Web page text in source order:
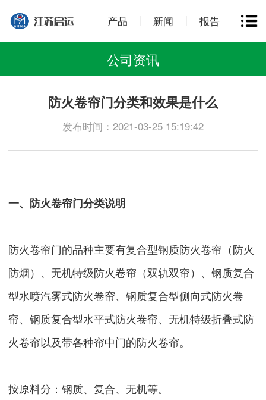
产品 新闻 报告
公司资讯
防火卷帘门分类和效果是什么
发布时间：2021-03-25 15:19:42
一、防火卷帘门分类说明
防火卷帘门的品种主要有复合型钢质防火卷帘（防火
防烟）、无机特级防火卷帘（双轨双帘）、钢质复合
型水喷汽雾式防火卷帘、钢质复合型侧向式防火卷
帘、钢质复合型水平式防火卷帘、无机特级折叠式防
火卷帘以及带各种帘中门的防火卷帘。
按原料分：钢质、复合、无机等。